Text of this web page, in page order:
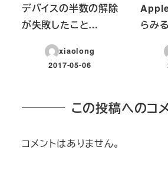
デバイスの半数の解除
が失敗したこと…
xiaolong
投稿日
2017-05-06
らみ
この投稿へのコ
コメントはありません。